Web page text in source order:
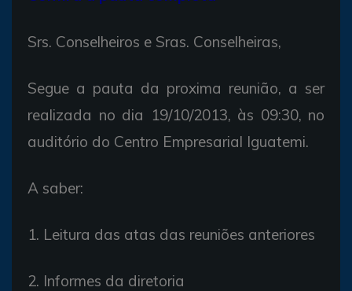
Srs. Conselheiros e Sras. Conselheiras,
Segue a pauta da proxima reunião, a ser
realizada no dia 19/10/2013, às 09:30, no
auditório do Centro Empresarial Iguatemi.
A saber:
1. Leitura das atas das reuniões anteriores
2. Informes da diretoria